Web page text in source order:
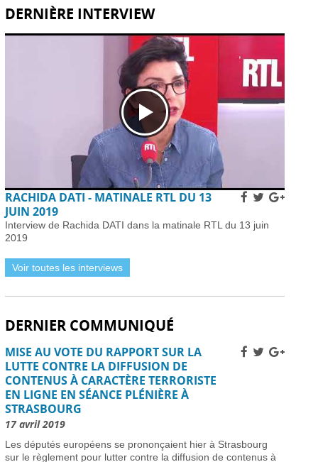
Citoyens britanniques à double nationalité : défis de
avril 2026
Fermetures de bars en France après des
inspections de sécurité incendie -
02 avril 2026
Déploiement du système EES à la frontière
française: défis techniques -
02 avril 2026
Réservez dès aujourd’hui vos billets TGV SNCF
pour l’été et l’automne, partout en France -
Subventions pour l’internet en fibre optique en
France : éligibilité et procédure de demande -
Horaires et détails de la fréquentation -01 avril 2026
Installer des pièges à frelons asiatiques en France
pour prévenir l’invasion de 2026 -
01 avril 2026
Améliorer la sécurité routière des jeunes
Grève des pilotes Lufthansa : perturbations de vols
en Europe et en France -
Une nouvelle ère d’ici 2030 -31 mars 2026
candidats -31 mars 2026
mars 2026
Vol Ryanair : des passagers bloqués en France à
cause des retards de l’EES -31 mars 2026
Air France-KLM augmente les tarifs long-courrier
face à la crise pétrolière du Moyen-Orient -
2026
de renouvellement de passeport dans le cadre des
règles ETA -30 mars 2026
DERNIÈRE INTERVIEW
RACHIDA DATI - MATINALE RTL DU 13
JUIN 2019
Interview de Rachida DATI dans la matinale RTL du 13 juin
2019
Voir toutes les interviews
DERNIER COMMUNIQUÉ
MISE AU VOTE DU RAPPORT SUR LA
LUTTE CONTRE LA DIFFUSION DE
CONTENUS À CARACTÈRE TERRORISTE
EN LIGNE EN SÉANCE PLÉNIÈRE À
STRASBOURG
17 avril 2019
Les députés européens se prononçaient hier à Strasbourg
sur le règlement pour lutter contre la diffusion de contenus à